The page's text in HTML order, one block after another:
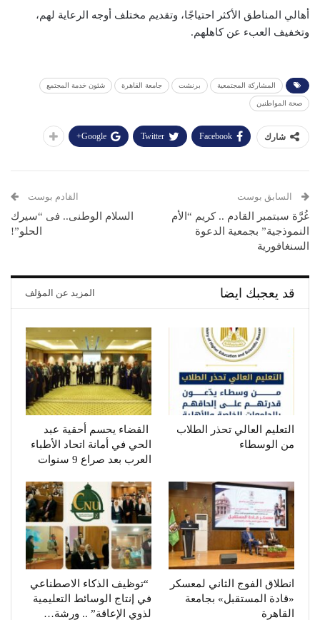
أهالي المناطق الأكثر احتياجًا، وتقديم مختلف أوجه الرعاية لهم،
وتخفيف العبء عن كاهلهم.
المشاركة المجتمعية برنشت جامعة القاهرة شئون خدمة المجتمع
صحة المواطنين
شارك Facebook
Twitter
Google+
السابق بوست
غُرَّة سبتمبر القادم .. كريم “الأم
النموذجية” بجمعية الدعوة
السنغافورية
القادم بوست
السلام الوطنى.. فى “سيرك
الحلو”!
قد يعجبك ايضا المزيد عن المؤلف
التعليم العالي تحذر الطلاب
من الوسطاء
القضاء يحسم أحقية عبد
الحي في أمانة اتحاد الأطباء
العرب بعد صراع 9 سنوات
انطلاق الفوج الثاني لمعسكر
«قادة المستقبل» بجامعة
القاهرة
“توظيف الذكاء الاصطناعي
في إنتاج الوسائط التعليمية
لذوي الإعاقة” .. ورشة…